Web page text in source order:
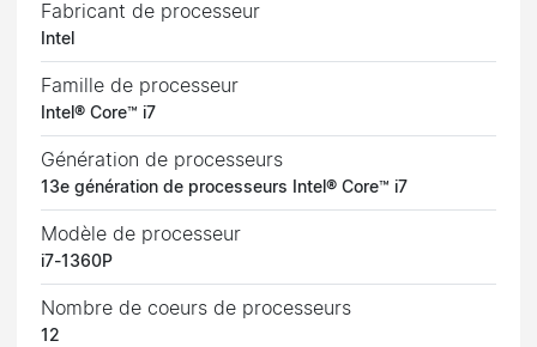
Fabricant de processeur
Intel
Famille de processeur
Intel® Core™ i7
Génération de processeurs
13e génération de processeurs Intel® Core™ i7
Modèle de processeur
i7-1360P
Nombre de coeurs de processeurs
12